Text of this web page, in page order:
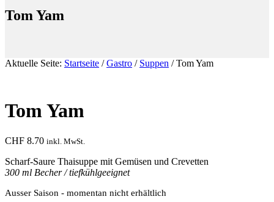
Tom Yam
Aktuelle Seite: Startseite / Gastro / Suppen /Tom Yam
Tom Yam
CHF 8.70 inkl. MwSt.
Scharf-Saure Thaisuppe mit Gemüsen und Crevetten
300 ml Becher / tiefkühlgeeignet
Ausser Saison - momentan nicht erhältlich